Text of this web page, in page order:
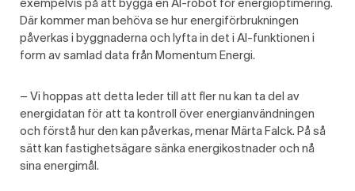
Där kommer man behöva se hur energiförbrukningen
påverkas i byggnaderna och lyfta in det i AI-funktionen i
form av samlad data från Momentum Energi.
– Vi hoppas att detta leder till att fler nu kan ta del av
energidatan för att ta kontroll över energianvändningen
och förstå hur den kan påverkas, menar Märta Falck. På så
sätt kan fastighetsägare sänka energikostnader och nå
sina energimål.